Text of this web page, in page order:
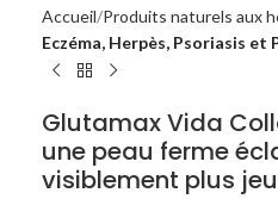
Accueil Produits naturels aux
Eczéma, Herpès, Psoriasis et
Glutamax Vida
une peau ferme
visiblement plus